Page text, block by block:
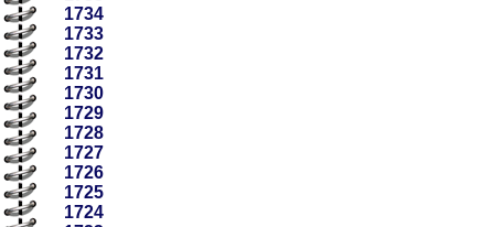
1734
1733
1732
1731
1730
1729
1728
1727
1726
1725
1724